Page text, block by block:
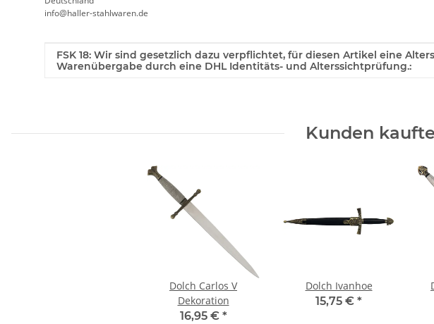
info@haller-stahlwaren.de
Produkteigenschaft
Wert
FSK 18: Wir sind gesetzlich dazu verpflichtet, für diesen Artikel eine
Warenübergabe durch eine DHL Identitäts- und Alterssichtprüfung.:
Kunden
Dolch Carlos V
Dekoration
16,95 € *
Dolch Ivanhoe
15,75 € *